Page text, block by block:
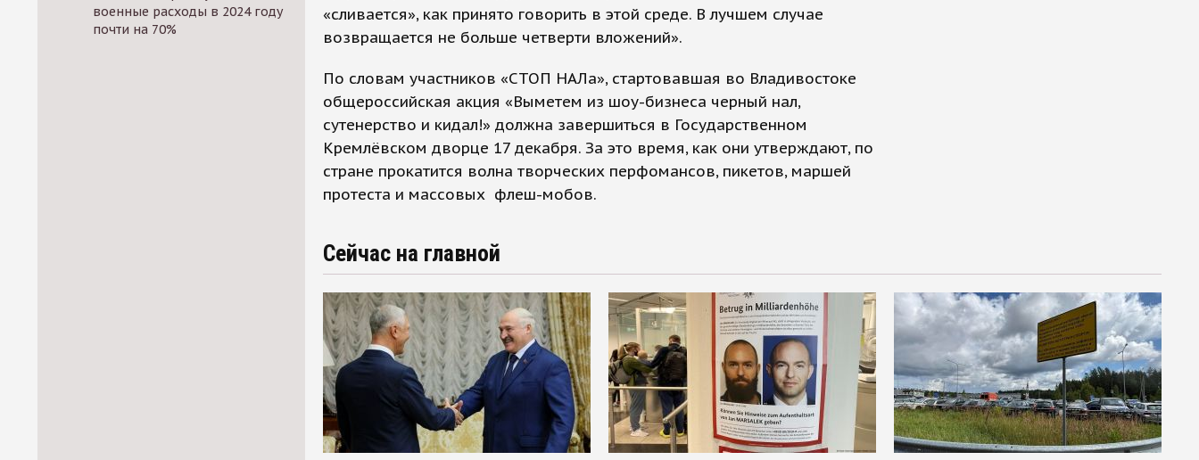
военные расходы в 2024 году
почти на 70%
«сливается», как принято говорить в этой среде. В лучшем случае
возвращается не больше четверти вложений».
По словам участников «СТОП НАЛа», стартовавшая во Владивостоке
общероссийская акция «Выметем из шоу-бизнеса черный нал,
сутенерство и кидал!» должна завершиться в Государственном
Кремлёвском дворце 17 декабря. За это время, как они утверждают, по
стране прокатится волна творческих перфомансов, пикетов, маршей
протеста и массовых флеш-мобов.
Сейчас на главной